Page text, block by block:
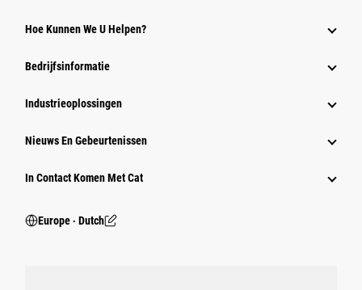
Hoe Kunnen We U Helpen?
Bedrijfsinformatie
Industrieoplossingen
Nieuws En Gebeurtenissen
In Contact Komen Met Cat
Europe ‧ Dutch